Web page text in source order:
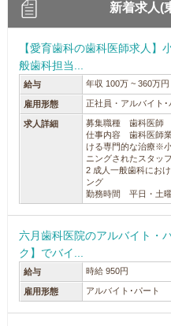
新着求人(
【愛育歯科の歯科医師求人】
般歯科担当...
給与 年収 100万 ~ 360万円
雇用形態 正社員・アルバイト･
求人詳細
募集職種 歯科医師
仕事内容 歯科医師
ける専門的な治療※
ニングされたスタッ
2 成人一般歯科にお
ング
勤務時間 平日・土
六月歯科医院のアルバイト・
ク】でバイ...
給与 時給 950円
雇用形態 アルバイト･パート